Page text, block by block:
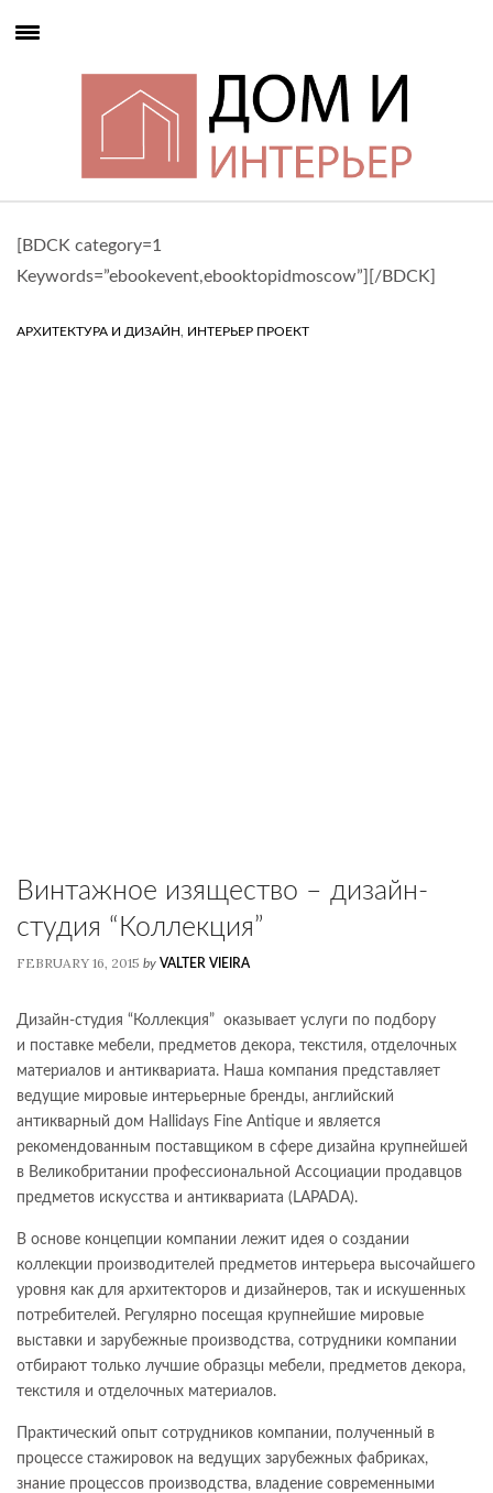
[BDCK category=1
Keywords=”ebookevent,ebooktopidmoscow”][/BDCK]
АРХИТЕКТУРА И ДИЗАЙН, ИНТЕРЬЕР ПРОЕКТ
Винтажное изящество – дизайн-
студия “Коллекция”
FEBRUARY 16, 2015 by VALTER VIEIRA
Дизайн-студия “Коллекция” оказывает услуги по подбору
и поставке мебели, предметов декора, текстиля, отделочных
материалов и антиквариата. Наша компания представляет
ведущие мировые интерьерные бренды, английский
антикварный дом Hallidays Fine Antique и является
рекомендованным поставщиком в сфере дизайна крупнейшей
в Великобритании профессиональной Ассоциации продавцов
предметов искусства и антиквариата (LAPADA).
В основе концепции компании лежит идея о создании
коллекции производителей предметов интерьера высочайшего
уровня как для архитекторов и дизайнеров, так и искушенных
потребителей. Регулярно посещая крупнейшие мировые
выставки и зарубежные производства, сотрудники компании
отбирают только лучшие образцы мебели, предметов декора,
текстиля и отделочных материалов.
Практический опыт сотрудников компании, полученный в
процессе стажировок на ведущих зарубежных фабриках,
знание процессов производства, владение современными